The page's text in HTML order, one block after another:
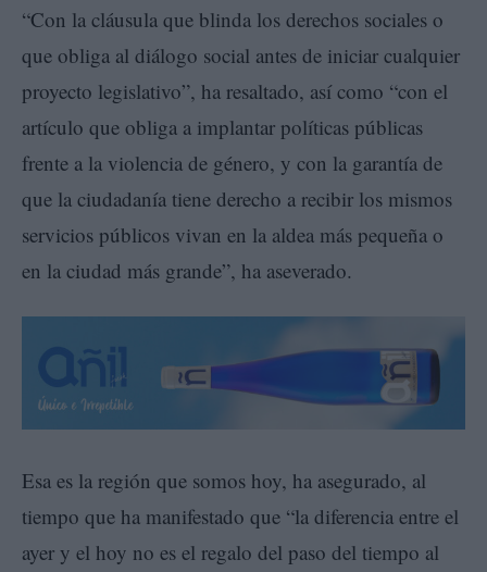
“Con la cláusula que blinda los derechos sociales o
que obliga al diálogo social antes de iniciar cualquier
proyecto legislativo”, ha resaltado, así como “con el
artículo que obliga a implantar políticas públicas
frente a la violencia de género, y con la garantía de
que la ciudadanía tiene derecho a recibir los mismos
servicios públicos vivan en la aldea más pequeña o
en la ciudad más grande”, ha aseverado.
Esa es la región que somos hoy, ha asegurado, al
tiempo que ha manifestado que “la diferencia entre el
ayer y el hoy no es el regalo del paso del tiempo al